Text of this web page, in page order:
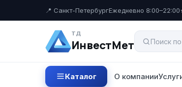
📍 Санкт-ПетербургЕжедневно 8:00–22:00
ТД
ИнвестМет
Каталог О компании